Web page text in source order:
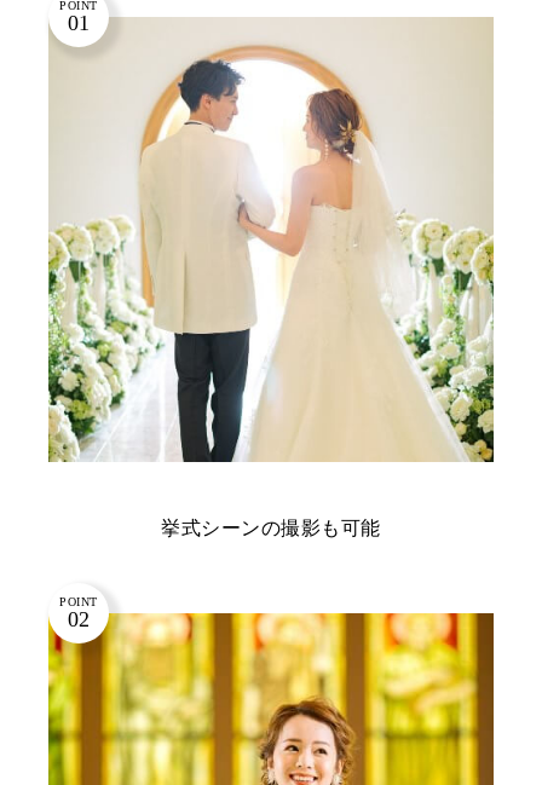
POINT
01
挙式シーンの撮影も可能
POINT
02